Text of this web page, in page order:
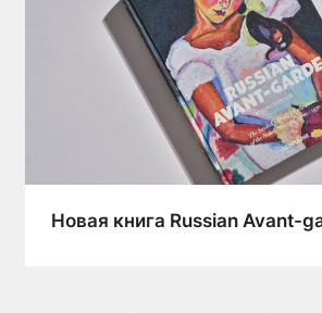
Новая книга Russian Avant-